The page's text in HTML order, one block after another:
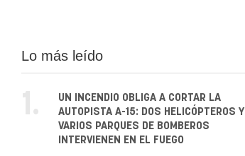
Lo más leído
1.
UN INCENDIO OBLIGA A CORTAR LA
AUTOPISTA A-15: DOS HELICÓPTEROS Y
VARIOS PARQUES DE BOMBEROS
INTERVIENEN EN EL FUEGO